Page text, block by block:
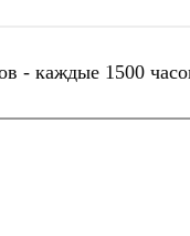
- каждые 1500